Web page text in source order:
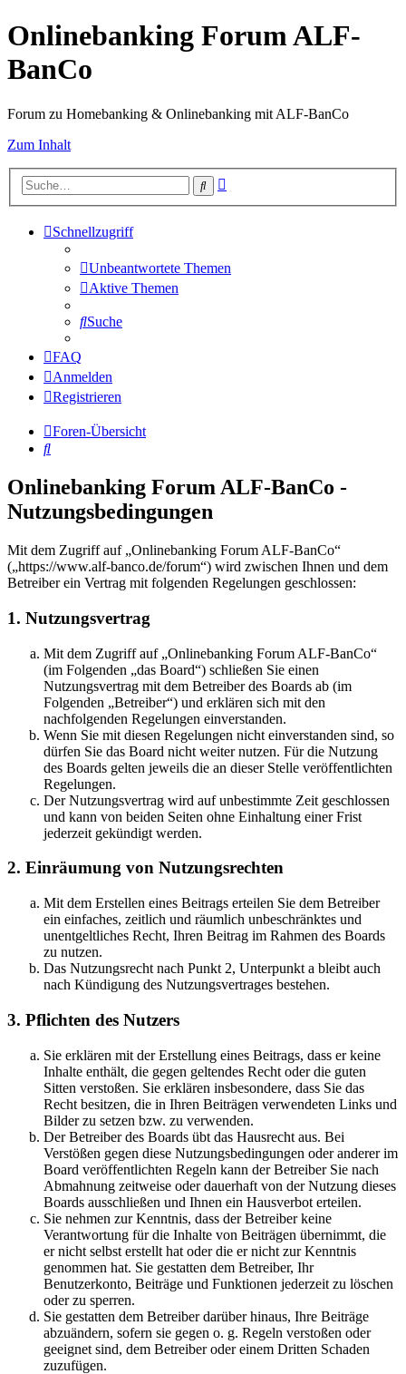
Onlinebanking Forum ALF-
BanCo
Forum zu Homebanking & Onlinebanking mit ALF-BanCo
Zum Inhalt
Suche
Schnellzugriff
Unbeantwortete Themen
Aktive Themen
Suche
FAQ
Anmelden
Registrieren
Foren-Übersicht
Suche
Onlinebanking Forum ALF-BanCo -
Nutzungsbedingungen
Mit dem Zugriff auf „Onlinebanking Forum ALF-BanCo“
(„https://www.alf-banco.de/forum“) wird zwischen Ihnen und dem
Betreiber ein Vertrag mit folgenden Regelungen geschlossen:
1. Nutzungsvertrag
Mit dem Zugriff auf „Onlinebanking Forum ALF-BanCo“
(im Folgenden „das Board“) schließen Sie einen
Nutzungsvertrag mit dem Betreiber des Boards ab (im
Folgenden „Betreiber“) und erklären sich mit den
nachfolgenden Regelungen einverstanden.
Wenn Sie mit diesen Regelungen nicht einverstanden sind, so
dürfen Sie das Board nicht weiter nutzen. Für die Nutzung
des Boards gelten jeweils die an dieser Stelle veröffentlichten
Regelungen.
Der Nutzungsvertrag wird auf unbestimmte Zeit geschlossen
und kann von beiden Seiten ohne Einhaltung einer Frist
jederzeit gekündigt werden.
2. Einräumung von Nutzungsrechten
Mit dem Erstellen eines Beitrags erteilen Sie dem Betreiber
ein einfaches, zeitlich und räumlich unbeschränktes und
unentgeltliches Recht, Ihren Beitrag im Rahmen des Boards
zu nutzen.
Das Nutzungsrecht nach Punkt 2, Unterpunkt a bleibt auch
nach Kündigung des Nutzungsvertrages bestehen.
3. Pflichten des Nutzers
Sie erklären mit der Erstellung eines Beitrags, dass er keine
Inhalte enthält, die gegen geltendes Recht oder die guten
Sitten verstoßen. Sie erklären insbesondere, dass Sie das
Recht besitzen, die in Ihren Beiträgen verwendeten Links und
Bilder zu setzen bzw. zu verwenden.
Der Betreiber des Boards übt das Hausrecht aus. Bei
Verstößen gegen diese Nutzungsbedingungen oder anderer im
Board veröffentlichten Regeln kann der Betreiber Sie nach
Abmahnung zeitweise oder dauerhaft von der Nutzung dieses
Boards ausschließen und Ihnen ein Hausverbot erteilen.
Sie nehmen zur Kenntnis, dass der Betreiber keine
Verantwortung für die Inhalte von Beiträgen übernimmt, die
er nicht selbst erstellt hat oder die er nicht zur Kenntnis
genommen hat. Sie gestatten dem Betreiber, Ihr
Benutzerkonto, Beiträge und Funktionen jederzeit zu löschen
oder zu sperren.
Sie gestatten dem Betreiber darüber hinaus, Ihre Beiträge
abzuändern, sofern sie gegen o. g. Regeln verstoßen oder
geeignet sind, dem Betreiber oder einem Dritten Schaden
zuzufügen.